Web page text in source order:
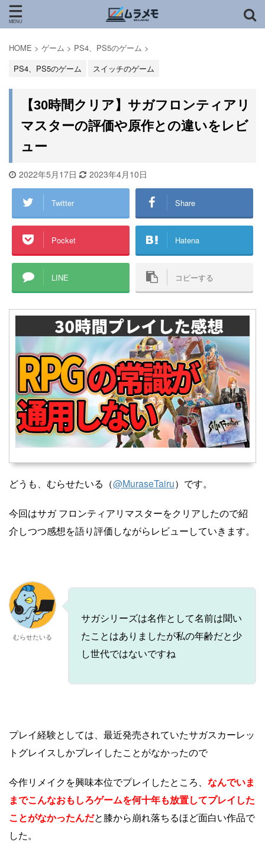
HOME > ゲーム > PS4、PS5のゲーム >
PS4、PS5のゲーム
スイッチのゲーム
【30時間クリア】サガフロンティアリ
マスターの評価や原作との違いをレビ
ュー
2022年5月17日 2023年4月10日
Twitter Share
Pocket Hatena
LINE コピーする
どうも、むらせたいる（@MuraseTairu）です。
今回はサガ フロンティアリマスターをクリアしたので紹
介しつつ感想を語り評価しながらレビューしていきます。
むらせたいる
サガシリーズは名作として名前は聞い
たことはありましたが私の年齢だと少
し世代ではないですね
プレイ経験としては、最近発売されていたサガスカーレッ
トグレイスしかプレイしたことがなかったので
今作リメイクを興味本位でプレイしたところ、 なんでいま
までこんなおもしろゲームを何十年も放置してプレイした
ことがなかったんだと膝から崩れ落ちるほど面白い作品で
した。